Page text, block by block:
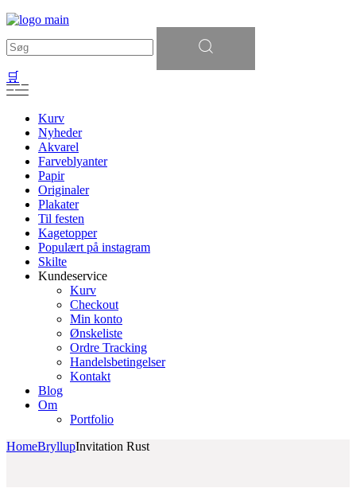
efter:
🛒
Kurv
Nyheder
Akvarel
Farveblyanter
Papir
Originaler
Plakater
Til festen
Kagetopper
Populært på instagram
Skilte
Kundeservice
Kurv
Checkout
Min konto
Ønskeliste
Ordre Tracking
Handelsbetingelser
Kontakt
Blog
Om
Portfolio
HomeBryllupInvitation Rust